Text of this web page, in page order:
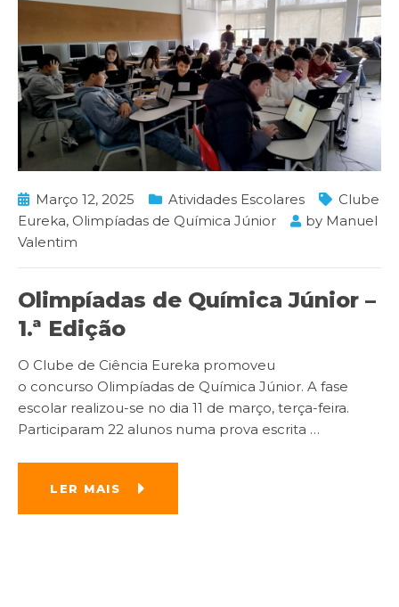
Março 12, 2025 Atividades Escolares
Clube
Eureka, Olimpíadas de Química Júnior by Manuel
Valentim
Olimpíadas de Química Júnior –
1.ª Edição
O Clube de Ciência Eureka promoveu
o concurso Olimpíadas de Química Júnior. A fase
escolar realizou-se no dia 11 de março, terça-feira.
Participaram 22 alunos numa prova escrita …
LER MAIS